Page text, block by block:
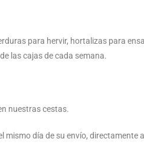
para hervir, hortalizas para
las cajas de cada semana.
nuestras cestas.
día de su envío,